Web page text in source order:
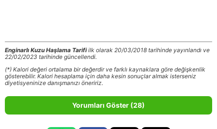
Enginarlı Kuzu Haşlama Tarifiilk olarak 20/03/2018 tarihinde yayınlandı ve
22/02/2023 tarihinde güncellendi.
(*) Kalori değeri ortalama bir değerdir ve farklı kaynaklara göre değişkenlik
gösterebilir. Kalori hesaplama için daha kesin sonuçlar almak isterseniz
diyetisyeninize danışmanızı öneririz.
Yorumları Göster (28)